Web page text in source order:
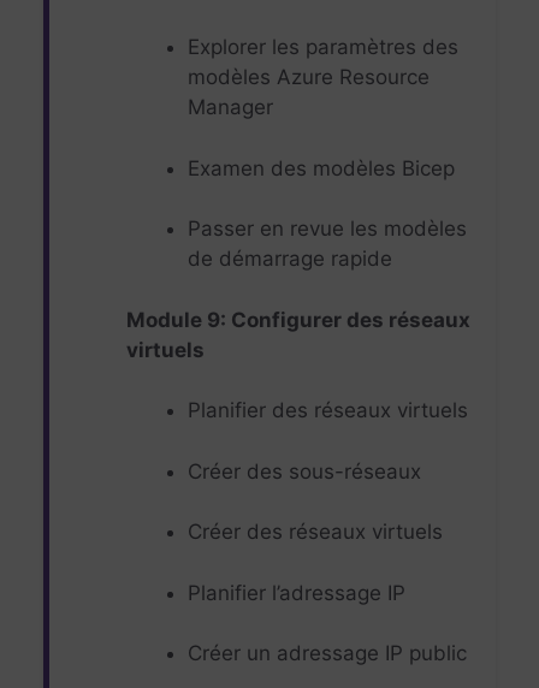
Explorer les paramètres des
modèles Azure Resource
Manager
Examen des modèles Bicep
Passer en revue les modèles
de démarrage rapide
Module 9: Configurer des réseaux
virtuels
Planifier des réseaux virtuels
Créer des sous-réseaux
Créer des réseaux virtuels
Planifier l’adressage IP
Créer un adressage IP public